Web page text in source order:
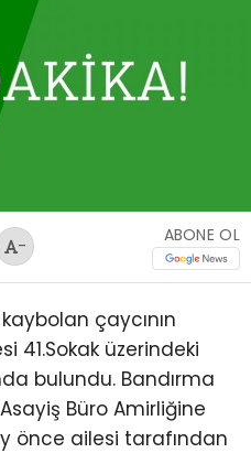
-
ABONE OL
çaycının
41.Sokak üzerindeki
bulundu. Bandırma
Büro Amirliğine
önce ailesi tarafından